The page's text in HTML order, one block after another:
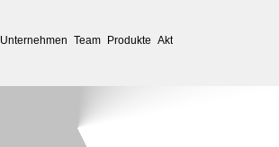
Unternehmen Team Produkte Aktuelles